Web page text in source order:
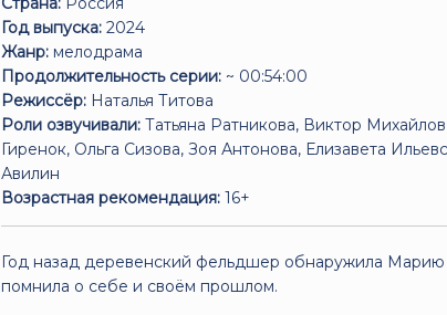
Год выпуска: 2024
Жанр: мелодрама
Продолжительность серии: ~ 00:54:00
Режиссёр: Наталья Титова
Роли озвучивали: Татьяна Ратникова, Виктор
Гиренок, Ольга Сизова, Зоя Антонова, Елизавета
Авилин
Возрастная рекомендация: 16+
Год назад деревенский фельдшер обнаружила
помнила о себе и своём прошлом.